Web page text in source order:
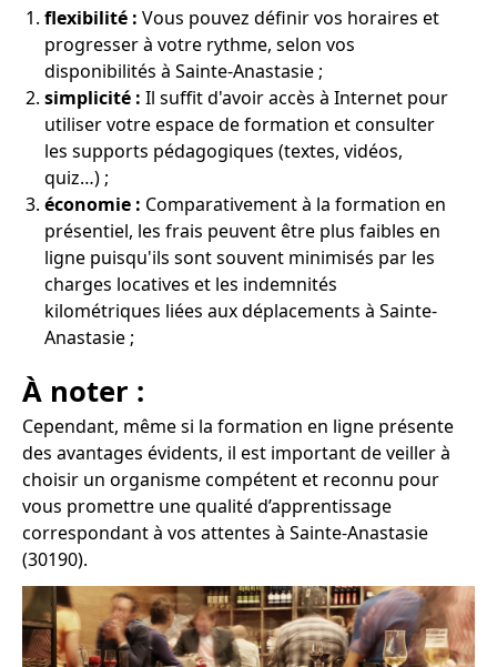
flexibilité : Vous pouvez définir vos horaires et
progresser à votre rythme, selon vos
disponibilités à Sainte-Anastasie ;
simplicité : Il suffit d'avoir accès à Internet pour
utiliser votre espace de formation et consulter
les supports pédagogiques (textes, vidéos,
quiz…) ;
économie : Comparativement à la formation en
présentiel, les frais peuvent être plus faibles en
ligne puisqu'ils sont souvent minimisés par les
charges locatives et les indemnités
kilométriques liées aux déplacements à Sainte-
Anastasie ;
À noter :
Cependant, même si la formation en ligne présente
des avantages évidents, il est important de veiller à
choisir un organisme compétent et reconnu pour
vous promettre une qualité d’apprentissage
correspondant à vos attentes à Sainte-Anastasie
(30190).